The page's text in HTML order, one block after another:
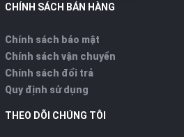
CHÍNH SÁCH BÁN HÀNG
Chính sách bảo mật
Chính sách vận chuyển
Chính sách đổi trả
Quy định sử dụng
THEO DÕI CHÚNG TÔI